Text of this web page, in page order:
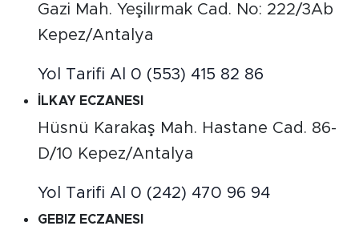
Gazi Mah. Yeşilırmak Cad. No: 222/3Ab
Kepez/Antalya
Yol Tarifi Al 0 (553) 415 82 86
İLKAY ECZANESI
Hüsnü Karakaş Mah. Hastane Cad. 86-
D/10 Kepez/Antalya
Yol Tarifi Al 0 (242) 470 96 94
GEBIZ ECZANESI